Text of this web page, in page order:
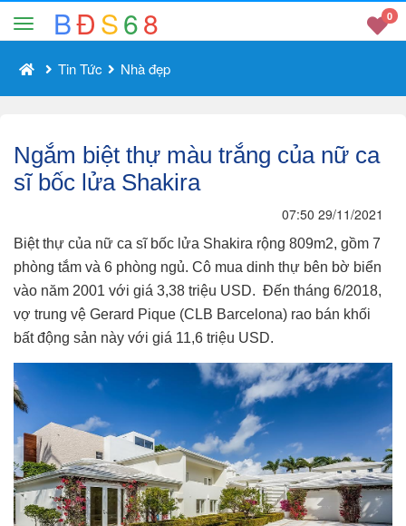
BĐS68 0
Tin Tức Nhà đẹp
Ngắm biệt thự màu trắng của nữ ca
sĩ bốc lửa Shakira
07:50 29/11/2021
Biệt thự của nữ ca sĩ bốc lửa Shakira rộng 809m2, gồm 7
phòng tắm và 6 phòng ngủ. Cô mua dinh thự bên bờ biển
vào năm 2001 với giá 3,38 triệu USD. Đến tháng 6/2018,
vợ trung vệ Gerard Pique (CLB Barcelona) rao bán khối
bất động sản này với giá 11,6 triệu USD.